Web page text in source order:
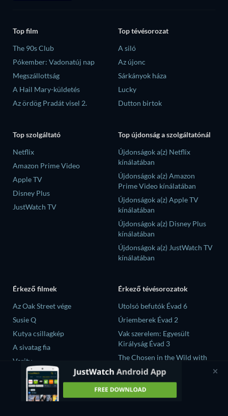
Top film
The 90s Club
Pókember: Vadonatúj nap
Megszállottság
A Hail Mary-küldetés
Az ördög Pradát visel 2.
Top tévésorozat
A siló
Az újonc
Sárkányok háza
Lucky
Dutton birtok
Top szolgáltató
Netflix
Amazon Prime Video
Apple TV
Disney Plus
JustWatch TV
Top újdonság a szolgáltatónál
Újdonságok a(z) Netflix
kínálatában
Újdonságok a(z) Amazon
Prime Video kínálatában
Újdonságok a(z) Apple TV
kínálatában
Újdonságok a(z) Disney Plus
kínálatában
Újdonságok a(z) JustWatch TV
kínálatában
Érkező filmek
Az Oak Street vége
Susie Q
Kutya csillagkép
A sivatag fia
Verity
Érkező tévésorozatok
Utolsó befutók Évad 6
Úriemberek Évad 2
Vak szerelem: Egyesült
Királyság Évad 3
The Chosen in the Wild with
Bear Grylls Évad 1
大空港～GATE24～ Évad 1